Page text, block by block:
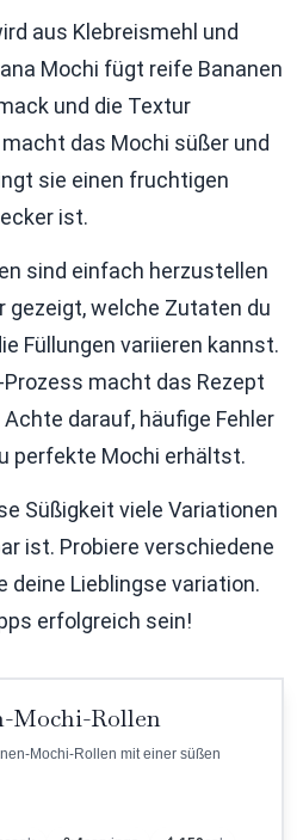
aus Klebreismehl und
Mochi fügt reife Bananen
und die Textur
das Mochi süßer und
sie einen fruchtigen
ist.
sind einfach herzustellen
gezeigt, welche Zutaten du
Füllungen variieren kannst.
macht das Rezept
darauf, häufige Fehler
perfekte Mochi erhältst.
Süßigkeit viele Variationen
ist. Probiere verschiedene
deine Lieblingse variation.
erfolgreich sein!
Mochi-Rollen
Mochi-Rollen mit einer süßen